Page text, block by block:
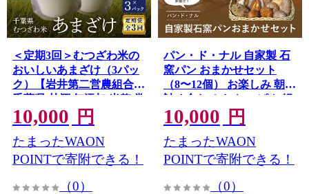
＜定期3回＞むつざわ米の
おいしいあまざけ（3パッ
ク）【岩井第二営農組合】
千葉県 甘酒 無添加 米麹 常
温 飲む点滴 ノンアルコー
ル F21G-151
10,000 円
たまったWAON
POINTで寄附できる！
（0）
パン・ド・ナル 自家製 石
窯パン おまかせセット
（8〜12個） お楽しみ 朝食
詰め合わせ おやつ ぱん 軽
食 F21G-067
10,000 円
たまったWAON
POINTで寄附できる！
（0）